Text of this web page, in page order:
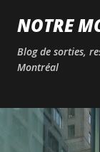
NOTRE
Blog de sorties,
Montréal